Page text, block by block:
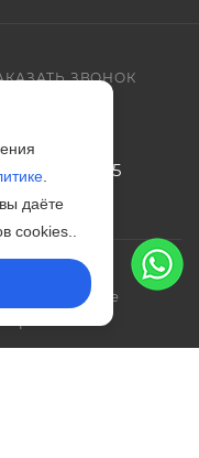
ЗВОНОК
65
производстве
даёте
cookies..